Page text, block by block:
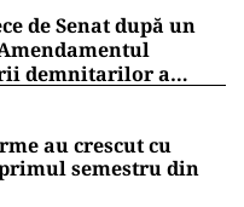
de Senat după un
demnitarilor a
au crescut cu
semestru din